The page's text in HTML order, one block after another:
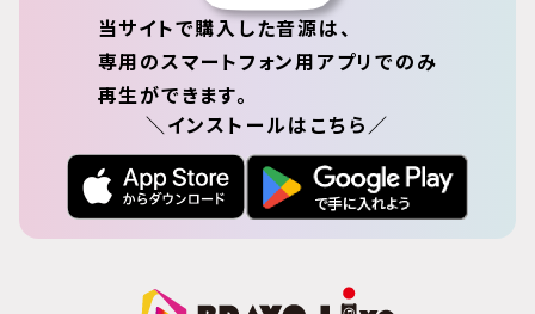
当サイトで購入した音源は、
専用のスマートフォン用アプリでのみ
再生ができます。
＼インストールはこちら／